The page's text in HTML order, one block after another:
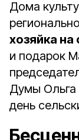
Дома
хозяйка на
и подарок
Думы
день